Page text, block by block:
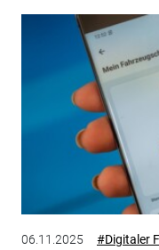
06.11.2025 #Digitaler